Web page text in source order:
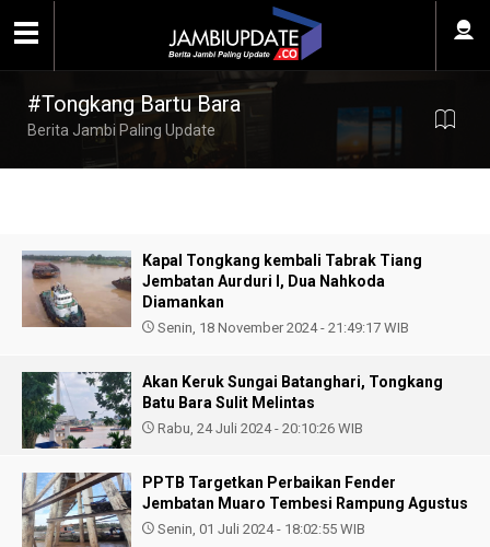
#Tongkang Bartu Bara
Berita Jambi Paling Update
Kapal Tongkang kembali Tabrak Tiang
Jembatan Aurduri I, Dua Nahkoda
Diamankan
Senin, 18 November 2024 - 21:49:17 WIB
Akan Keruk Sungai Batanghari, Tongkang
Batu Bara Sulit Melintas
Rabu, 24 Juli 2024 - 20:10:26 WIB
PPTB Targetkan Perbaikan Fender
Jembatan Muaro Tembesi Rampung Agustus
Senin, 01 Juli 2024 - 18:02:55 WIB